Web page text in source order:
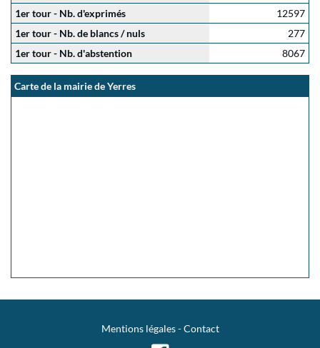
1er tour - Nb. d'exprimés
12597
1er tour - Nb. de blancs / nuls
277
1er tour - Nb. d'abstention
8067
Carte de la mairie de Yerres
Mentions légales-Contact